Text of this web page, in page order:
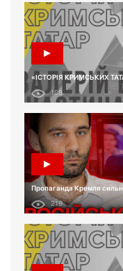
«ІСТОРІЯ КРИМСЬКИХ
198
Пропаганда Кремля
219